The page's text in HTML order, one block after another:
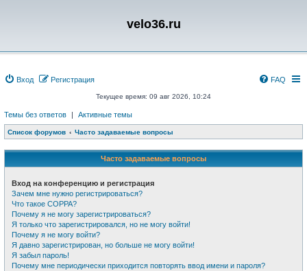
velo36.ru
Вход Регистрация FAQ
Текущее время: 09 авг 2026, 10:24
Темы без ответов | Активные темы
Список форумов Часто задаваемые вопросы
Часто задаваемые вопросы
Вход на конференцию и регистрация
Зачем мне нужно регистрироваться?
Что такое COPPA?
Почему я не могу зарегистрироваться?
Я только что зарегистрировался, но не могу войти!
Почему я не могу войти?
Я давно зарегистрирован, но больше не могу войти!
Я забыл пароль!
Почему мне периодически приходится повторять ввод имени и пароля?